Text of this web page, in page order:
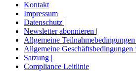
Kontakt
Impressum
Datenschutz |
Newsletter abonnieren |
Allgemeine
Allgemeine
Satzung |
Compliance Leitlinie